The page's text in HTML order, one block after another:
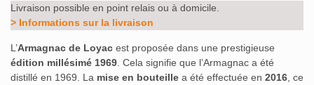
Livraison possible en point relais ou à domicile.
> Informations sur la livraison
L’Armagnac de Loyac est proposée dans une prestigieuse
édition millésimé 1969 . Cela signifie que l’Armagnac a été
distillé en 1969. La mise en bouteille a été effectuée en 2016 , ce